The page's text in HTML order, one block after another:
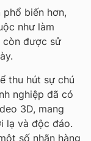
biến hơn,
như làm
còn được sử
thu hút sự chú
nghiệp đã có
3D, mang
lạ và độc đáo.
số nhãn hàng